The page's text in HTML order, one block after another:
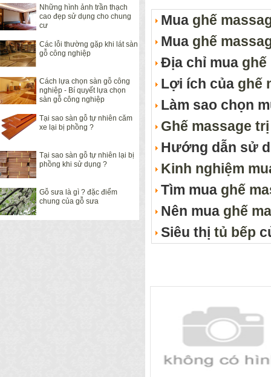
Những hình ảnh trần thạch
cao đẹp sử dụng cho chung
cư
Các lỗi thường gặp khi lát sàn
gỗ công nghiệp
Cách lựa chọn sàn gỗ công
nghiệp - Bí quyết lựa chọn
sàn gỗ công nghiệp
Tại sao sàn gỗ tự nhiên căm
xe lại bị phồng ?
Tại sao sàn gỗ tự nhiên lại bị
phồng khi sử dụng ?
Gỗ sưa là gì ? đặc điểm
chung của gỗ sưa
Mua ghế
Mua ghế
Địa chỉ mua ghế
Lợi ích của ghế
Làm sao chọn
Ghế massage
Hướng dẫn sử
Kinh nghiệm
Tìm mua ghế
Nên mua ghế
Siêu thị tủ bếp